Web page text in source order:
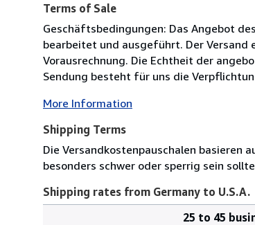
Terms of Sale
Geschäftsbedingungen: Das Angebot
bearbeitet und ausgeführt. Der Versand
Vorausrechnung. Die Echtheit der
Sendung besteht für uns die
More Information
Shipping Terms
Die Versandkostenpauschalen basieren
besonders schwer oder sperrig sein
Shipping rates from Germany to U.S.A.
25 to 45